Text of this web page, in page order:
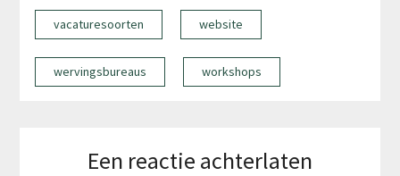
vacaturesoorten website
wervingsbureaus workshops
Een reactie achterlaten